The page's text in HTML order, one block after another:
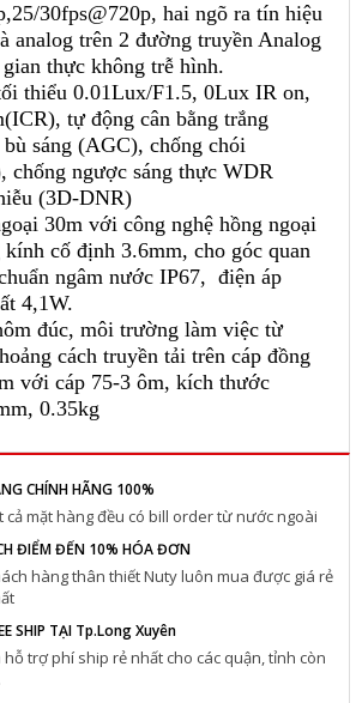
30fps@720p, hai ngõ ra tín hiệu
analog trên 2 đường truyền Analog
thực không trễ hình.
thiểu 0.01Lux/F1.5, 0Lux IR on,
tự động cân bằng trắng
sáng (AGC), chống chói
chống ngược sáng thực WDR
(3D-DNR)
30m với công nghệ hồng ngoại
cố định 3.6mm, cho góc quan
ngâm nước IP67, điện áp
4,1W.
đúc, môi trường làm việc từ
cách truyền tải trên cáp đồng
với cáp 75-3 ôm, kích thước
0.35kg
CHÍNH HÃNG 100%
cả mặt hàng đều có bill order từ nước ngoài
ĐIỂM ĐẾN 10% HÓA ĐƠN
hàng thân thiết Nuty luôn mua được giá rẻ
SHIP TẠI Tp.Long Xuyên
hỗ trợ phí ship rẻ nhất cho các quận, tỉnh còn